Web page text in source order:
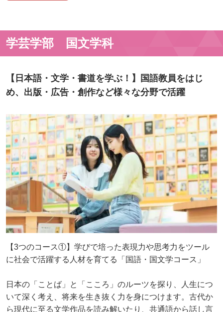
学芸学部 国文学科
【⽇本語・⽂学・書道を学ぶ！】国語教員をはじ
め、出版・広告・創作など様々な分野で活躍
【3つのコース①】学びで培った表現⼒や思考⼒をツール
に社会で活躍する⼈材を育てる「国語・国⽂学コース」
⽇本の「ことば」と「こころ」のルーツを探り、⼈⽣につ
いて深く考え、将来を⽣き抜く⼒を⾝につけます。古代か
ら現代に⾄る⽂学作品を読み解いたり、共通語から話し⾔